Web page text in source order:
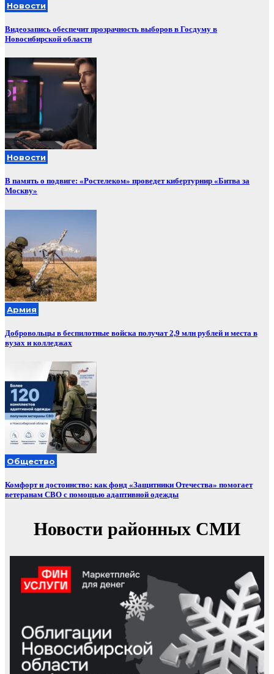
Новости
Видеозапись обеспечит прозрачность выборов в Госдуму в
Новосибирской области
Новости
В память о подвиге: «Ростелеком» проведет кибертурнир «Битва за
Москву»
Армия
Добровольцы в беспилотные войска получат 2,9 млн рублей и места в
вузах и колледжах
Общество
Комфорт и достоинство: как фонд «Защитники Отечества» помогает
ветеранам СВО с помощью адаптивной одежды